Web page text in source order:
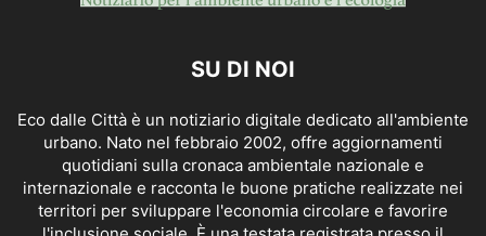
SU DI NOI
Eco dalle Città è un notiziario digitale dedicato all'ambiente
urbano. Nato nel febbraio 2002, offre aggiornamenti
quotidiani sulla cronaca ambientale nazionale e
internazionale e racconta le buone pratiche realizzate nei
territori per sviluppare l'economia circolare e favorire